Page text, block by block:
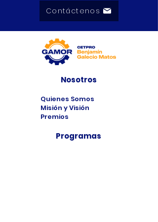
Contáctenos
Nosotros
Quienes Somos
Misión y Visión
Premios
Programas